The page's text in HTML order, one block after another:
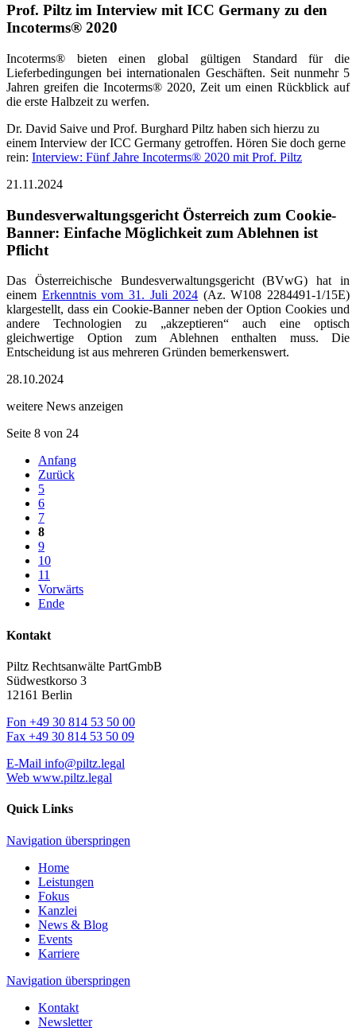
Prof. Piltz im Interview mit ICC Germany zu den
Incoterms® 2020
Incoterms® bieten einen global gültigen Standard für die
Lieferbedingungen bei internationalen Geschäften. Seit nunmehr 5
Jahren greifen die Incoterms® 2020, Zeit um einen Rückblick auf
die erste Halbzeit zu werfen.
Dr. David Saive und Prof. Burghard Piltz haben sich hierzu zu
einem Interview der ICC Germany getroffen. Hören Sie doch gerne
rein: Interview: Fünf Jahre Incoterms® 2020 mit Prof. Piltz
21.11.2024
Bundesverwaltungsgericht Österreich zum Cookie-
Banner: Einfache Möglichkeit zum Ablehnen ist
Pflicht
Das Österreichische Bundesverwaltungsgericht (BVwG) hat in
einem Erkenntnis vom 31. Juli 2024 (Az. W108 2284491-1/15E)
klargestellt, dass ein Cookie-Banner neben der Option Cookies und
andere Technologien zu „akzeptieren“ auch eine optisch
gleichwertige Option zum Ablehnen enthalten muss. Die
Entscheidung ist aus mehreren Gründen bemerkenswert.
28.10.2024
weitere News anzeigen
Seite 8 von 24
Anfang
Zurück
5
6
7
8
9
10
11
Vorwärts
Ende
Kontakt
Piltz Rechtsanwälte PartGmbB
Südwestkorso 3
12161 Berlin
Fon +49 30 814 53 50 00
Fax +49 30 814 53 50 09
E-Mail info@piltz.legal
Web www.piltz.legal
Quick Links
Navigation überspringen
Home
Leistungen
Fokus
Kanzlei
News & Blog
Events
Karriere
Navigation überspringen
Kontakt
Newsletter